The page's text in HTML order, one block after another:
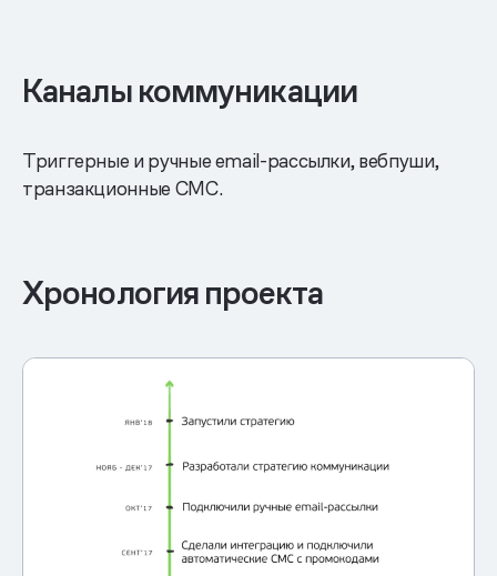
Каналы коммуникации
Триггерные и ручные еmail-рассылки, вебпуши,
транзакционные СМС.
Хронология проекта